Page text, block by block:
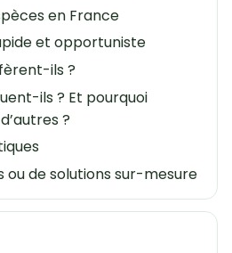
en France
et opportuniste
ils ?
ils ? Et pourquoi
?
ou de solutions sur-mesure